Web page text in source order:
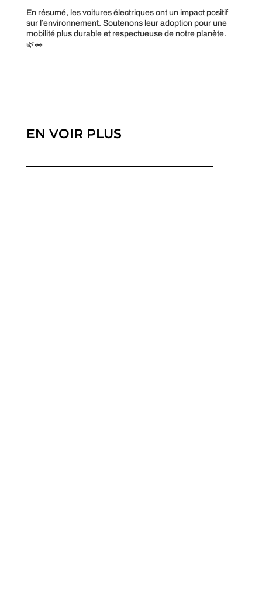
En résumé, les voitures électriques ont un impact positif
sur l’environnement. Soutenons leur adoption pour une
mobilité plus durable et respectueuse de notre planète.
🌿🚗
EN VOIR PLUS